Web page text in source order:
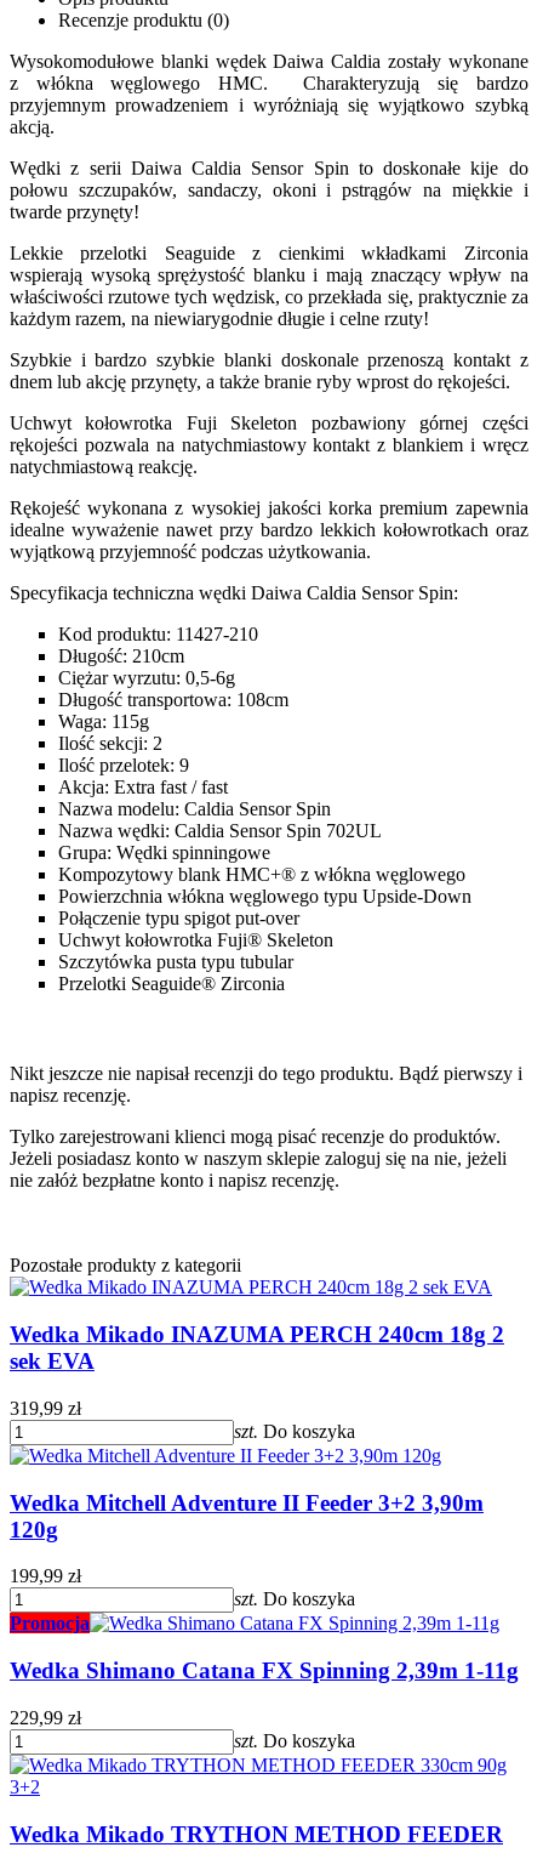
Recenzje produktu (0)
Wysokomodułowe blanki wędek Daiwa Caldia zostały wykonane
z włókna węglowego HMC. Charakteryzują się bardzo
przyjemnym prowadzeniem i wyróżniają się wyjątkowo szybką
akcją.
Wędki z serii Daiwa Caldia Sensor Spin to doskonałe kije do
połowu szczupaków, sandaczy, okoni i pstrągów na miękkie i
twarde przynęty!
Lekkie przelotki Seaguide z cienkimi wkładkami Zirconia
wspierają wysoką sprężystość blanku i mają znaczący wpływ na
właściwości rzutowe tych wędzisk, co przekłada się, praktycznie za
każdym razem, na niewiarygodnie długie i celne rzuty!
Szybkie i bardzo szybkie blanki doskonale przenoszą kontakt z
dnem lub akcję przynęty, a także branie ryby wprost do rękojeści.
Uchwyt kołowrotka Fuji Skeleton pozbawiony górnej części
rękojeści pozwala na natychmiastowy kontakt z blankiem i wręcz
natychmiastową reakcję.
Rękojeść wykonana z wysokiej jakości korka premium zapewnia
idealne wyważenie nawet przy bardzo lekkich kołowrotkach oraz
wyjątkową przyjemność podczas użytkowania.
Specyfikacja techniczna wędki Daiwa Caldia Sensor Spin:
Kod produktu: 11427-210
Długość: 210cm
Ciężar wyrzutu: 0,5-6g
Długość transportowa: 108cm
Waga: 115g
Ilość sekcji: 2
Ilość przelotek: 9
Akcja: Extra fast / fast
Nazwa modelu: Caldia Sensor Spin
Nazwa wędki: Caldia Sensor Spin 702UL
Grupa: Wędki spinningowe
Kompozytowy blank HMC+® z włókna węglowego
Powierzchnia włókna węglowego typu Upside-Down
Połączenie typu spigot put-over
Uchwyt kołowrotka Fuji® Skeleton
Szczytówka pusta typu tubular
Przelotki Seaguide® Zirconia
Nikt jeszcze nie napisał recenzji do tego produktu. Bądź pierwszy i
napisz recenzję.
Tylko zarejestrowani klienci mogą pisać recenzje do produktów.
Jeżeli posiadasz konto w naszym sklepie zaloguj się na nie, jeżeli
nie załóż bezpłatne konto i napisz recenzję.
Pozostałe produkty z kategorii
Wedka Mikado INAZUMA PERCH 240cm 18g 2
sek EVA
319,99 zł
szt. Do koszyka
Wedka Mitchell Adventure II Feeder 3+2 3,90m
120g
199,99 zł
szt. Do koszyka
Promocja
Wedka Shimano Catana FX Spinning 2,39m 1-11g
229,99 zł
szt. Do koszyka
Wedka Mikado TRYTHON METHOD FEEDER